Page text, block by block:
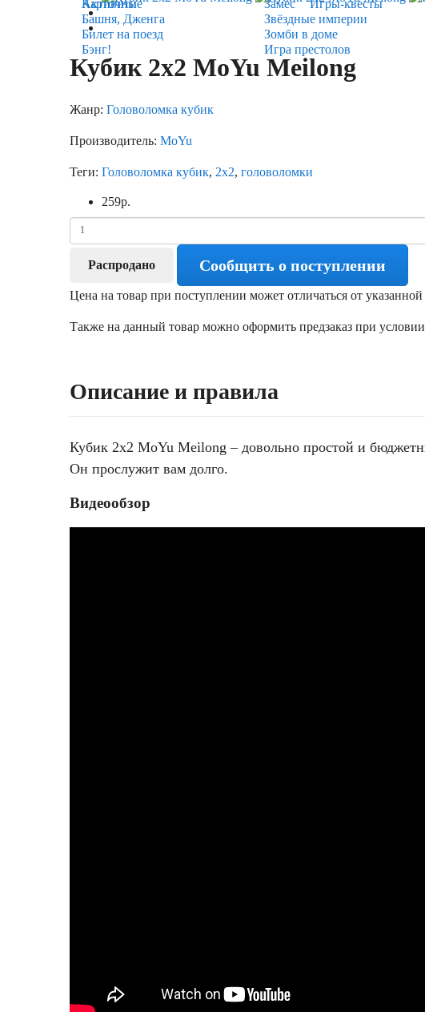
Карточные
Игры-квесты
Активити
Башня, Дженга
Билет на поезд
Бэнг!
Замес
Звёздные империи
Зомби в доме
Игра престолов
Кубик 2х2 MoYu Meilong
Жанр: Головоломка кубик
Производитель: MoYu
Теги: Головоломка кубик, 2х2, головоломки
259р.
Распродано Сообщить о поступлении
Цена на товар при поступлении может отличаться от указанной
Также на данный товар можно оформить предзаказ при
Описание и правила
Кубик 2х2 MoYu Meilong – довольно простой и
Он прослужит вам долго.
Видеообзор